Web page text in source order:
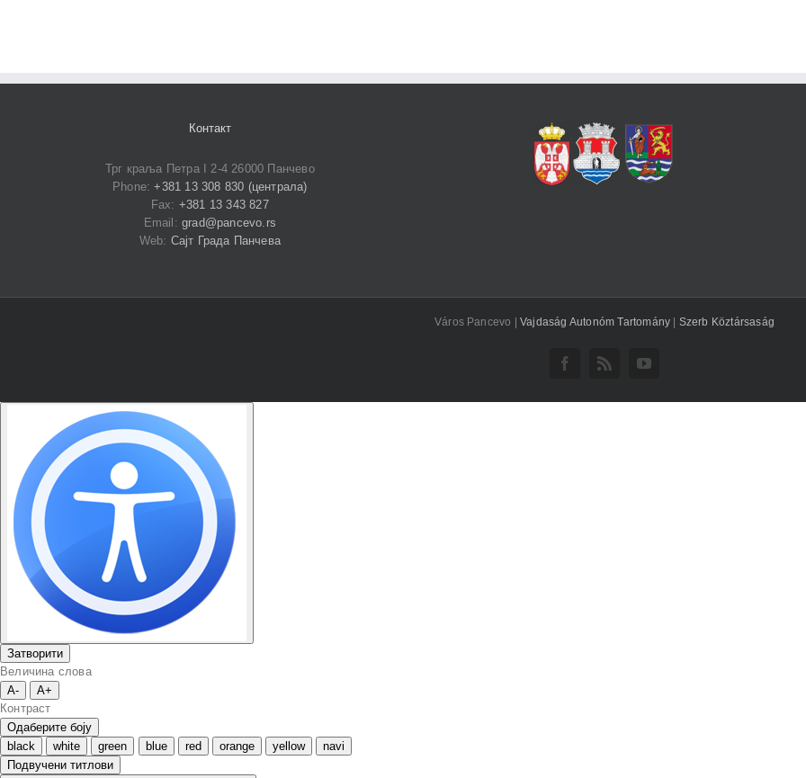
Контакт
Трг краља Петра I 2-4 26000 Панчево
Phone:+381 13 308 830 (централа)
Fax: +381 13 343 827
Email:grad@pancevo.rs
Web: Сајт Града Панчева
Város Pancevo |Vajdaság Autonóm Tartomány | Szerb Köztársaság
Facebook
Rss YouTube
Затворити
Величина слова
A-
A+
Контраст
Одаберите боју
black
white green blue red orange yellow
navi
Подвучени титлови